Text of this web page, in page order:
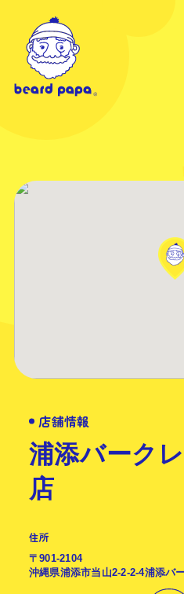
店舗情報
浦添バーク
店
住所
〒901-2104
沖縄県浦添市当山2-2-2-4浦添バ